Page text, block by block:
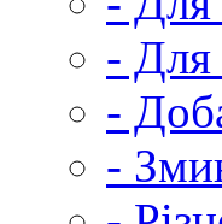
- Для
-
-